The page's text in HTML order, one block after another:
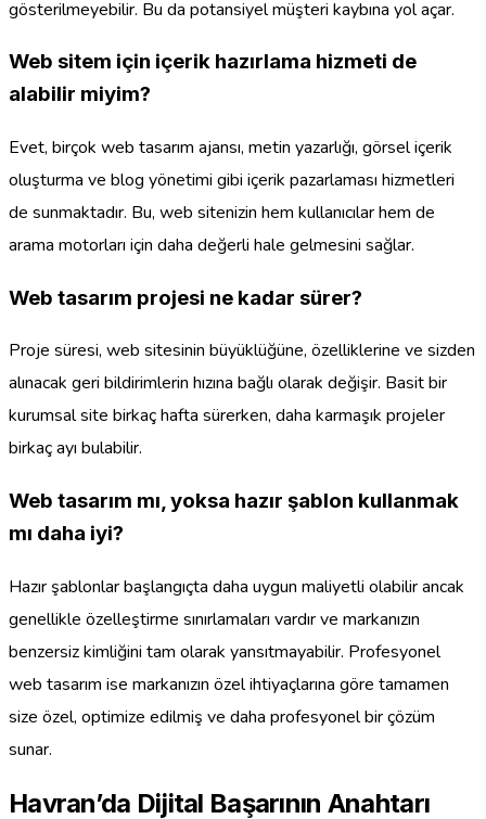
gösterilmeyebilir. Bu da potansiyel müşteri kaybına yol açar.
Web sitem için içerik hazırlama hizmeti de
alabilir miyim?
Evet, birçok web tasarım ajansı, metin yazarlığı, görsel içerik
oluşturma ve blog yönetimi gibi içerik pazarlaması hizmetleri
de sunmaktadır. Bu, web sitenizin hem kullanıcılar hem de
arama motorları için daha değerli hale gelmesini sağlar.
Web tasarım projesi ne kadar sürer?
Proje süresi, web sitesinin büyüklüğüne, özelliklerine ve sizden
alınacak geri bildirimlerin hızına bağlı olarak değişir. Basit bir
kurumsal site birkaç hafta sürerken, daha karmaşık projeler
birkaç ayı bulabilir.
Web tasarım mı, yoksa hazır şablon kullanmak
mı daha iyi?
Hazır şablonlar başlangıçta daha uygun maliyetli olabilir ancak
genellikle özelleştirme sınırlamaları vardır ve markanızın
benzersiz kimliğini tam olarak yansıtmayabilir. Profesyonel
web tasarım ise markanızın özel ihtiyaçlarına göre tamamen
size özel, optimize edilmiş ve daha profesyonel bir çözüm
sunar.
Havran’da Dijital Başarının Anahtarı